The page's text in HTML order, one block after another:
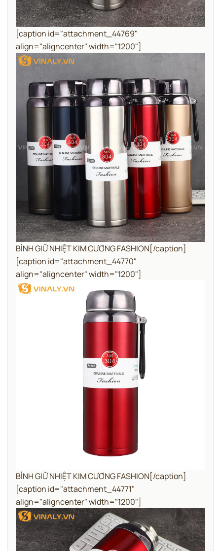
[caption id="attachment_44769"
align="aligncenter" width="1200"]
BÌNH GIỮ NHIỆT KIM CƯƠNG FASHION[/caption]
[caption id="attachment_44770"
align="aligncenter" width="1200"]
BÌNH GIỮ NHIỆT KIM CƯƠNG FASHION[/caption]
[caption id="attachment_44771"
align="aligncenter" width="1200"]